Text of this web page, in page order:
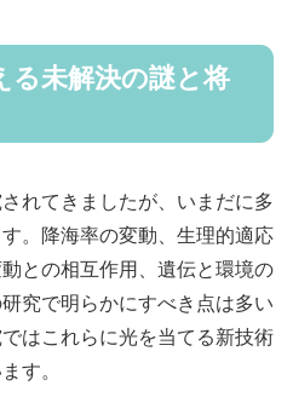
る未解決の謎と将
れてきましたが、いまだに多
。降海率の変動、生理的適応
との相互作用、遺伝と環境の
究で明らかにすべき点は多い
はこれらに光を当てる新技術
す。